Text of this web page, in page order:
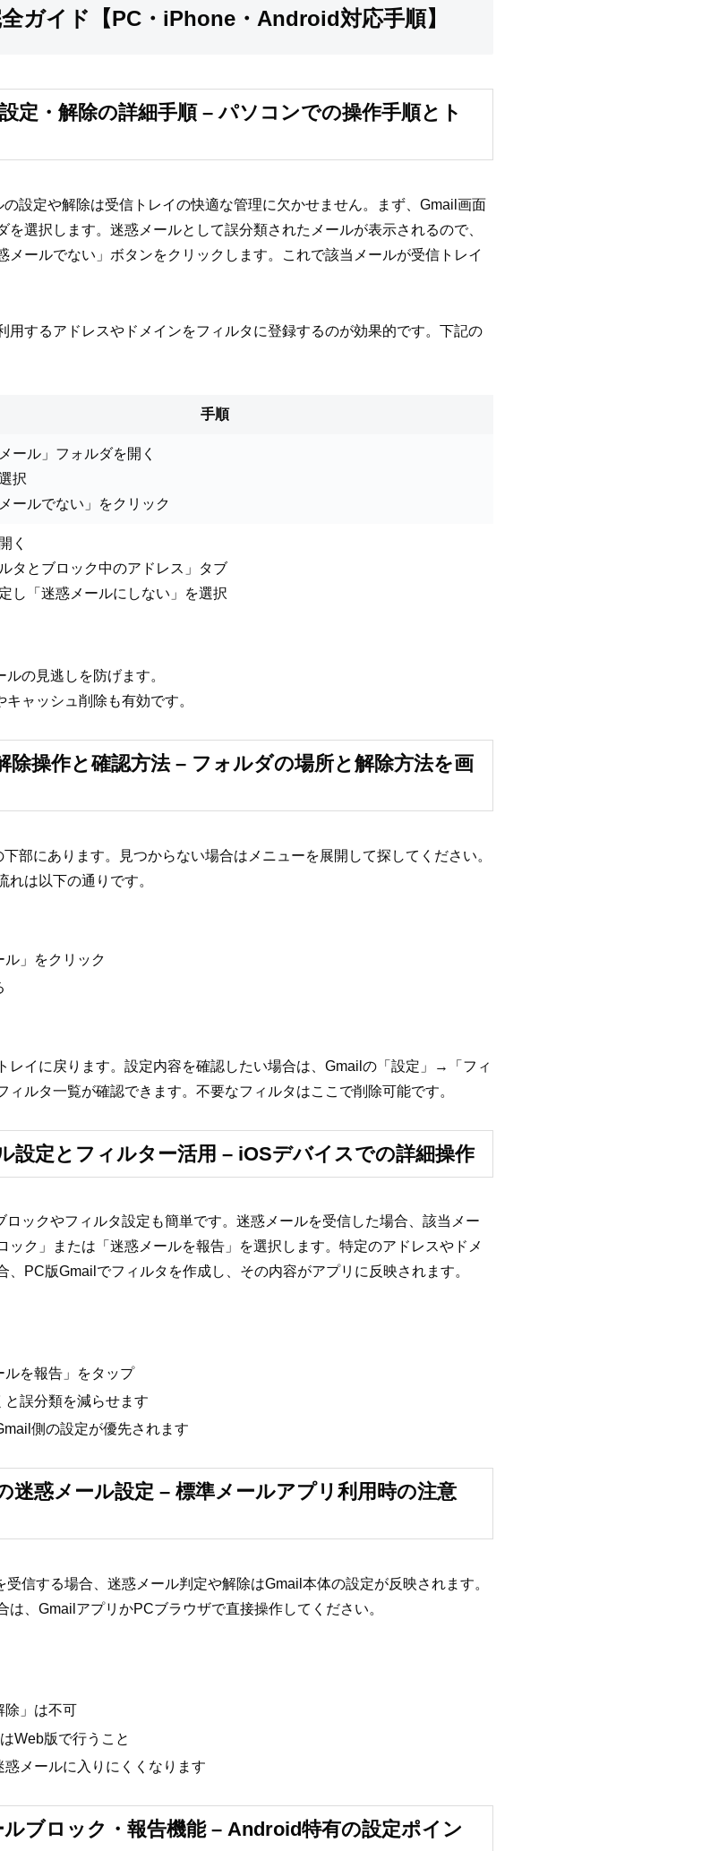
ガイド【PC・iPhone・Android対応手順】
定・解除の詳細手順 – パソコンでの操作手順とト
設定や解除は受信トレイの快適な管理に欠かせません。まず、Gmail画面
選択します。迷惑メールとして誤分類されたメールが表示されるので、
ールでない」ボタンをクリックします。これで該当メールが受信トレイ
用するアドレスやドメインをフィルタに登録するのが効果的です。下記の
手順
ール」フォルダを開く
択
ールでない」をクリック
く
タとブロック中のアドレス」タブ
し「迷惑メールにしない」を選択
の見逃しを防げます。
ャッシュ削除も有効です。
操作と確認方法 – フォルダの場所と解除方法を画
部にあります。見つからない場合はメニューを展開して探してください。
は以下の通りです。
」をクリック
レイに戻ります。設定内容を確認したい場合は、Gmailの「設定」→「フィ
ルタ一覧が確認できます。不要なフィルタはここで削除可能です。
設定とフィルター活用 – iOSデバイスでの詳細操作
ックやフィルタ設定も簡単です。迷惑メールを受信した場合、該当メー
ク」または「迷惑メールを報告」を選択します。特定のアドレスやドメ
PC版Gmailでフィルタを作成し、その内容がアプリに反映されます。
を報告」をタップ
誤分類を減らせます
側の設定が優先されます
迷惑メール設定 – 標準メールアプリ利用時の注意
信する場合、迷惑メール判定や解除はGmail本体の設定が反映されます。
、GmailアプリかPCブラウザで直接操作してください。
」は不可
Web版で行うこと
メールに入りにくくなります
ブロック・報告機能 – Android特有の設定ポイン